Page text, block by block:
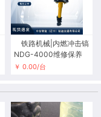
铁路机械|内燃冲击镐
NDG-4000维修保养
￥ 0.00/台